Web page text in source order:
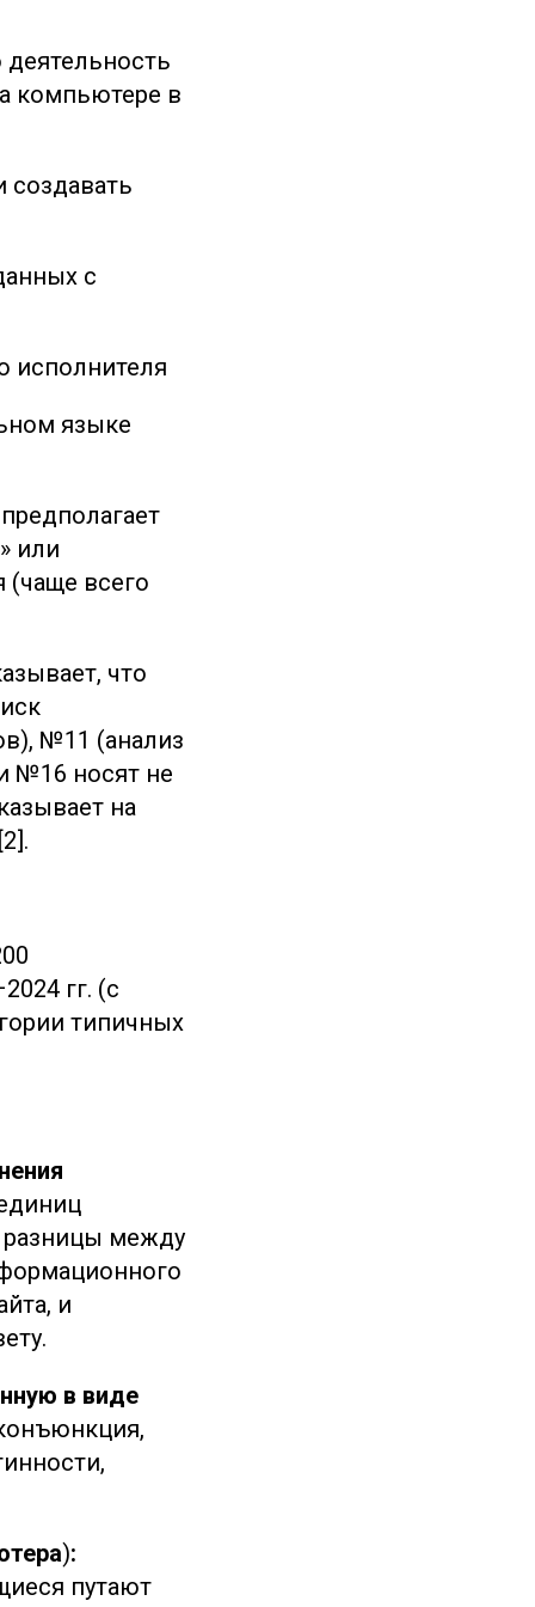
деятельность
компьютере в
создавать
с
исполнителя
языке
или
всего
что
№11 (анализ
№16 носят не
на
гг. (с
типичных
между
и
в виде
):
путают